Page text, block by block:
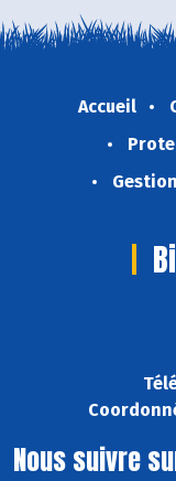
Accueil
Nous suivre